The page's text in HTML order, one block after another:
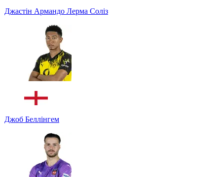
Джастін Армандо Лерма Соліз
Джоб Беллінгем